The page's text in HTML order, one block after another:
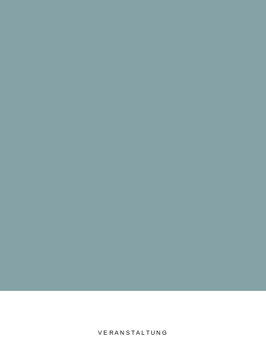
VERANSTALTUNG